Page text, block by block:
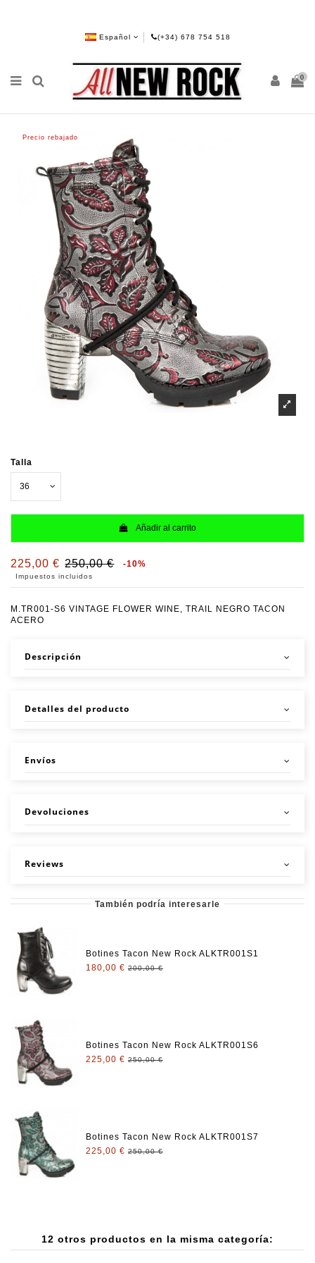
Español (+34) 678 754 518
0
Precio rebajado
Talla
Añadir al carrito
225,00 € 250,00 € -10%
Impuestos incluidos
M.TR001-S6 VINTAGE FLOWER WINE, TRAIL NEGRO TACON
ACERO
Descripción
Detalles del producto
Envíos
Devoluciones
Reviews
También podría interesarle
Botines Tacon New Rock ALKTR001S1
180,00 € 200,00 €
Botines Tacon New Rock ALKTR001S6
225,00 € 250,00 €
Botines Tacon New Rock ALKTR001S7
225,00 € 250,00 €
12 otros productos en la misma categoría: